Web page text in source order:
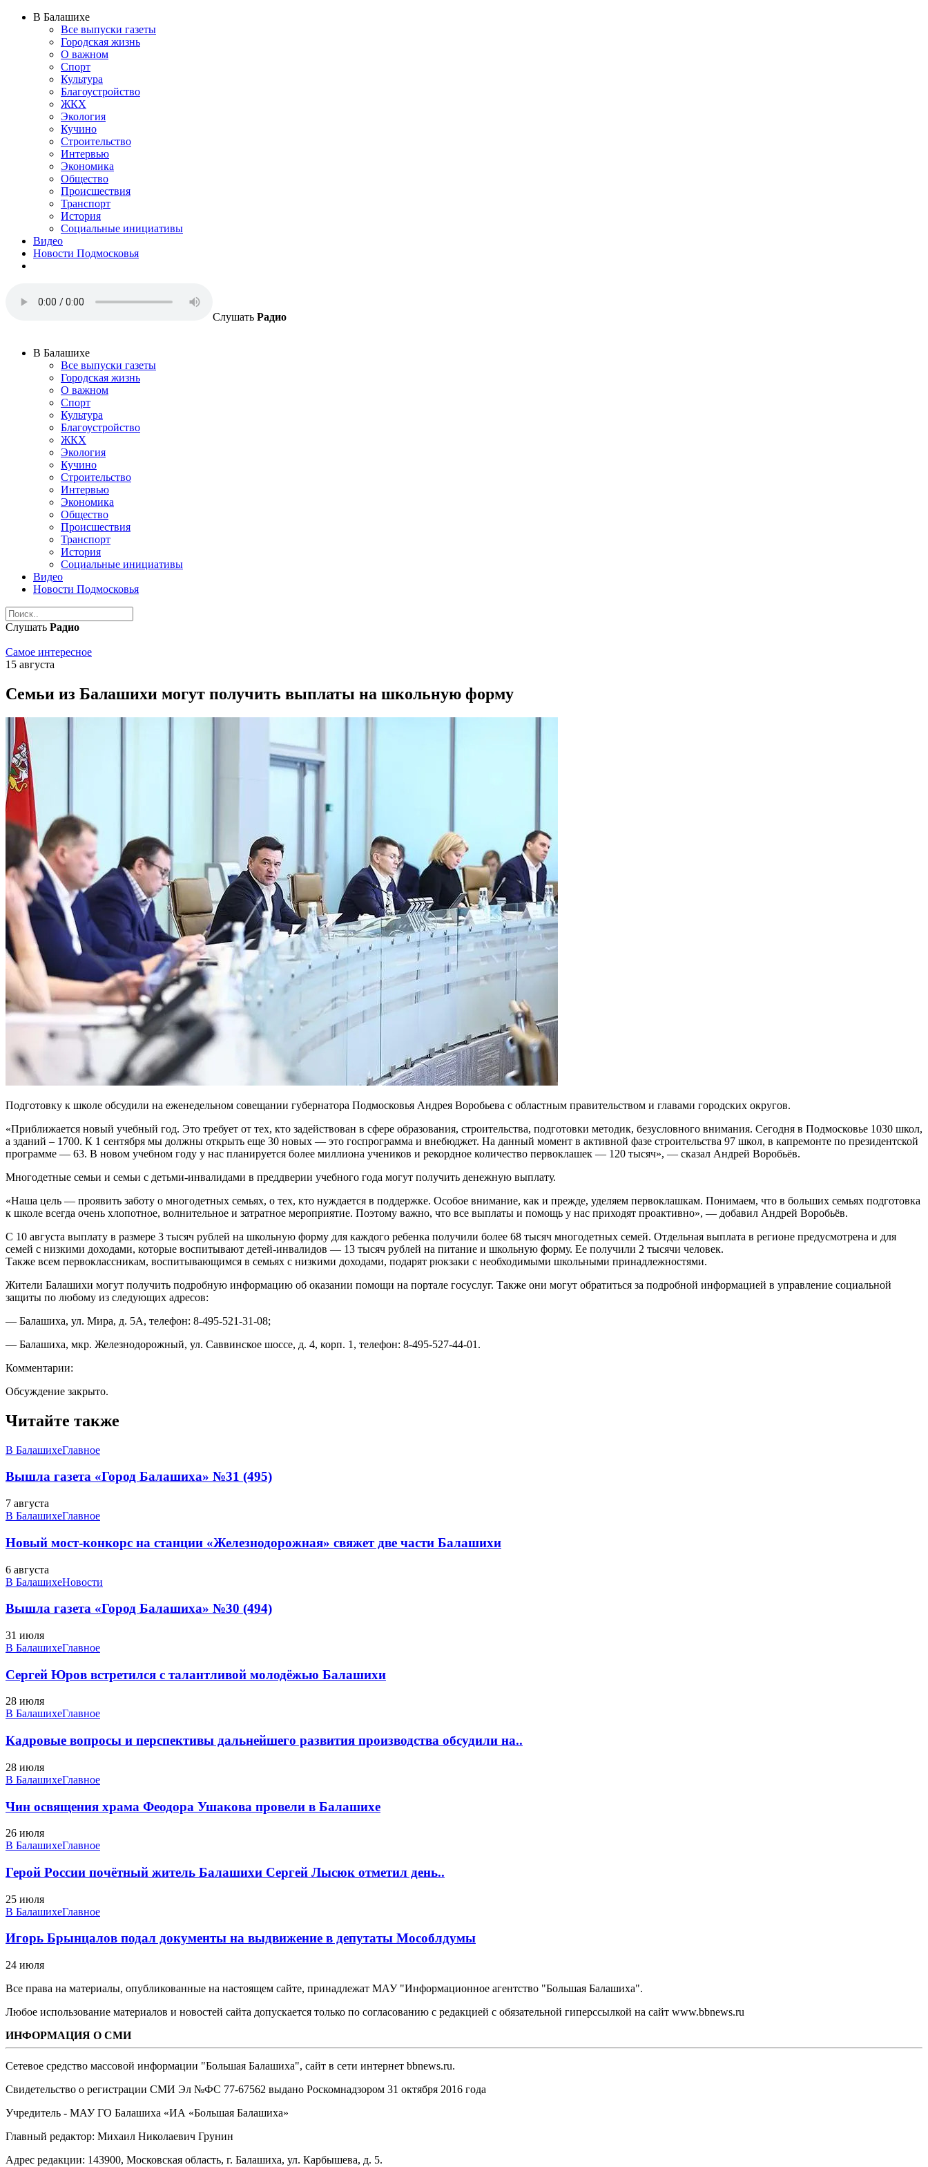
В Балашихе
Все выпуски газеты
Городская жизнь
О важном
Спорт
Культура
Благоустройство
ЖКХ
Экология
Кучино
Строительство
Интервью
Экономика
Общество
Происшествия
Транспорт
История
Социальные инициативы
Видео
Новости Подмосковья
Слушать Радио
В Балашихе
Все выпуски газеты
Городская жизнь
О важном
Спорт
Культура
Благоустройство
ЖКХ
Экология
Кучино
Строительство
Интервью
Экономика
Общество
Происшествия
Транспорт
История
Социальные инициативы
Видео
Новости Подмосковья
Слушать Радио
Самое интересное
15 августа
Семьи из Балашихи могут получить выплаты на школьную форму
Подготовку к школе обсудили на еженедельном совещании губернатора Подмосковья Андрея Воробьева с областным правительством и главами городских округов.
«Приближается новый учебный год. Это требует от тех, кто задействован в сфере образования, строительства, подготовки методик, безусловного внимания. Сегодня в Подмосковье 1030 школ,
а зданий – 1700. К 1 сентября мы должны открыть еще 30 новых — это госпрограмма и внебюджет. На данный момент в активной фазе строительства 97 школ, в капремонте по президентской
программе — 63. В новом учебном году у нас планируется более миллиона учеников и рекордное количество первоклашек — 120 тысяч», — сказал Андрей Воробьёв.
Многодетные семьи и семьи с детьми-инвалидами в преддверии учебного года могут получить денежную выплату.
«Наша цель — проявить заботу о многодетных семьях, о тех, кто нуждается в поддержке. Особое внимание, как и прежде, уделяем первоклашкам. Понимаем, что в больших семьях подготовка
к школе всегда очень хлопотное, волнительное и затратное мероприятие. Поэтому важно, что все выплаты и помощь у нас приходят проактивно», — добавил Андрей Воробьёв.
С 10 августа выплату в размере 3 тысяч рублей на школьную форму для каждого ребенка получили более 68 тысяч многодетных семей. Отдельная выплата в регионе предусмотрена и для
семей с низкими доходами, которые воспитывают детей-инвалидов — 13 тысяч рублей на питание и школьную форму. Ее получили 2 тысячи человек.
Также всем первоклассникам, воспитывающимся в семьях с низкими доходами, подарят рюкзаки с необходимыми школьными принадлежностями.
Жители Балашихи могут получить подробную информацию об оказании помощи на портале госуслуг. Также они могут обратиться за подробной информацией в управление социальной
защиты по любому из следующих адресов:
— Балашиха, ул. Мира, д. 5А, телефон: 8-495-521-31-08;
— Балашиха, мкр. Железнодорожный, ул. Саввинское шоссе, д. 4, корп. 1, телефон: 8-495-527-44-01.
Комментарии:
Обсуждение закрыто.
Читайте также
В БалашихеГлавное
Вышла газета «Город Балашиха» №31 (495)
7 августа
В БалашихеГлавное
Новый мост-конкорс на станции «Железнодорожная» свяжет две части Балашихи
6 августа
В БалашихеНовости
Вышла газета «Город Балашиха» №30 (494)
31 июля
В БалашихеГлавное
Сергей Юров встретился с талантливой молодёжью Балашихи
28 июля
В БалашихеГлавное
Кадровые вопросы и перспективы дальнейшего развития производства обсудили на..
28 июля
В БалашихеГлавное
Чин освящения храма Феодора Ушакова провели в Балашихе
26 июля
В БалашихеГлавное
Герой России почётный житель Балашихи Сергей Лысюк отметил день..
25 июля
В БалашихеГлавное
Игорь Брынцалов подал документы на выдвижение в депутаты Мособлдумы
24 июля
Все права на материалы, опубликованные на настоящем сайте, принадлежат МАУ "Информационное агентство "Большая Балашиха".
Любое использование материалов и новостей сайта допускается только по согласованию с редакцией с обязательной гиперссылкой на сайт www.bbnews.ru
ИНФОРМАЦИЯ О СМИ
Сетевое средство массовой информации "Большая Балашиха", сайт в сети интернет bbnews.ru.
Свидетельство о регистрации СМИ Эл №ФС ‎77-67562 выдано Роскомнадзором 31 октября 2016 года
Учредитель - МАУ ГО Балашиха «ИА «Большая Балашиха»
Главный редактор: Михаил Николаевич Грунин
Адрес редакции: 143900, Московская область, г. Балашиха, ул. Карбышева, д. 5.